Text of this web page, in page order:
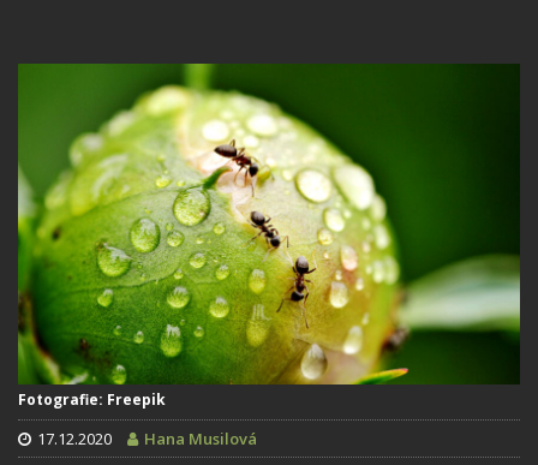
Fotografie: Freepik
17.12.2020 Hana Musilová